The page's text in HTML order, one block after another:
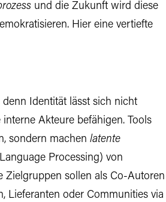
und die Zukunft wird diese
Hier eine vertiefte
Identität lässt sich nicht
Akteure befähigen. Tools
sondern machenlatente
Processing) von
Zielgruppen sollen als Co-Autoren
Lieferanten oder Communities via